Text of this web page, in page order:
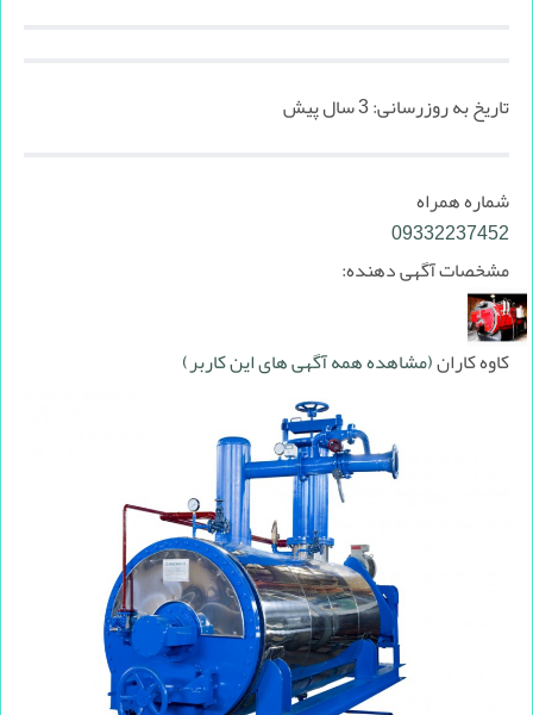
تاریخ به روزرسانی:3 سال پیش
شماره همراه
09332237452
مشخصات آگهی دهنده:
کاوه کاران(مشاهده همه آگهی های این کاربر)